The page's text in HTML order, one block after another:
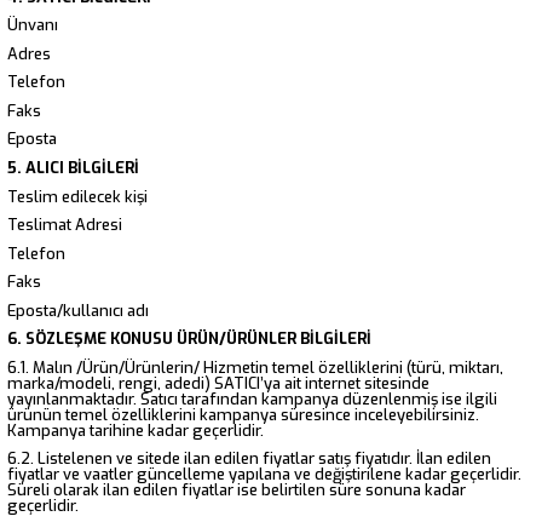
Ünvanı
Adres
Telefon
Faks
Eposta
5. ALICI BİLGİLERİ
Teslim edilecek kişi
Teslimat Adresi
Telefon
Faks
Eposta/kullanıcı adı
6. SÖZLEŞME KONUSU ÜRÜN/ÜRÜNLER BİLGİLERİ
6.1. Malın /Ürün/Ürünlerin/ Hizmetin temel özelliklerini (türü, miktarı,
marka/modeli, rengi, adedi) SATICI’ya ait internet sitesinde
yayınlanmaktadır. Satıcı tarafından kampanya düzenlenmiş ise ilgili
ürünün temel özelliklerini kampanya süresince inceleyebilirsiniz.
Kampanya tarihine kadar geçerlidir.
6.2. Listelenen ve sitede ilan edilen fiyatlar satış fiyatıdır. İlan edilen
fiyatlar ve vaatler güncelleme yapılana ve değiştirilene kadar geçerlidir.
Süreli olarak ilan edilen fiyatlar ise belirtilen süre sonuna kadar
geçerlidir.